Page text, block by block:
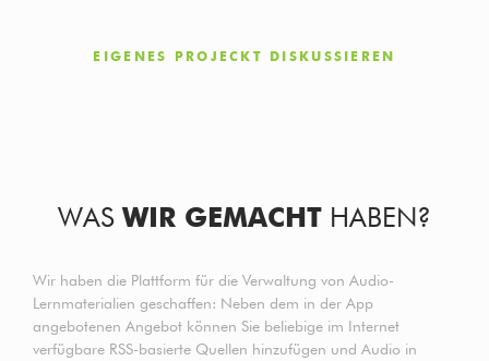
EIGENES PROJECKT DISKUSSIEREN
WASWIR GEMACHT HABEN?
Wir haben die Plattform für die Verwaltung von Audio-
Lernmaterialien geschaffen: Neben dem in der App
angebotenen Angebot können Sie beliebige im Internet
verfügbare RSS-basierte Quellen hinzufügen und Audio in